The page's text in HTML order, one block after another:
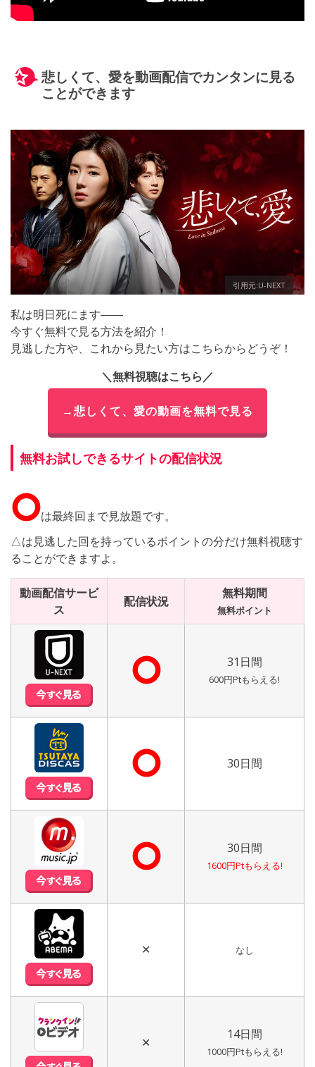
悲しくて、愛を動画配信でカンタンに見る
ことができます
引用元:U-NEXT
私は明日死にます――
今すぐ無料で見る方法を紹介！
見逃した方や、これから見たい方はこちらからどうぞ！
＼無料視聴はこちら／
→悲しくて、愛の動画を無料で見る
無料お試しできるサイトの配信状況
⭘は最終回まで見放題です。
△は見逃した回を持っているポイントの分だけ無料視聴す
ることができますよ。
動画配信サービ
ス
配信状況
無料期間
無料ポイント
⭘ 31日間
600円Ptもらえる!
⭘ 30日間
⭘ 30日間
1600円Ptもらえる!
✕ なし
✕
14日間
1000円Ptもらえる!